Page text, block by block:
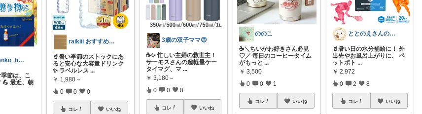
50dai_kenko_habit
節は、こ
💪 最近、朝
raikiii おすすめ日用品グッズ紹介
🥤暑い季節のストックにあ
ると安心な大容量ドリンク
✨ ラベルレス ...
￥ 1,980～
0 0 0
コレ いいね
3歳の双子ママ😍
☕✨ 忙しい主婦の救世主！
サーモスさんの超軽量ケー
タイマグ、マ ...
￥ 3,180～
0 0 0
コレ いいね
ののこ
☕️＼ちいかわ好きさん必見
♡／ 毎日のコーヒータイム
がもっと ...
￥ 3,500
0 0 1
コレ いいね
ととのえさんの健やか手帖
🥤暑い日の水分補給に！ 外
出先やお風呂上がりに、 ペ
ットボト ...
￥ 2,972
0 2 8
コレ いいね